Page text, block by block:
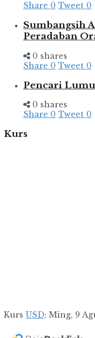
Share 0 Tweet 0
Sumbangsih
Peradaban
0 shares
Share 0 Tweet 0
Pencari
0 shares
Share 0 Tweet 0
Kurs
Kurs USD: Ming, 9